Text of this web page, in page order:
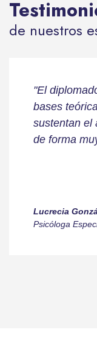
de nuestros
"El
bases
sustentan el
de forma
Lucrecia
Psicóloga